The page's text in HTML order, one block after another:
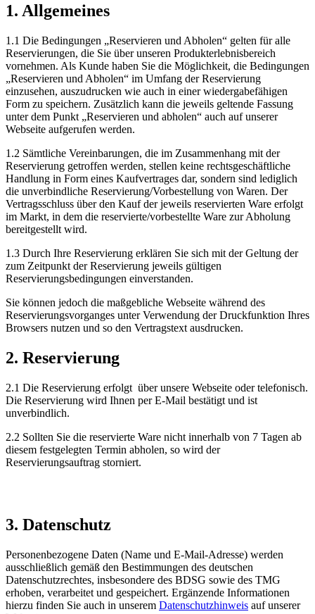
1. Allgemeines
1.1 Die Bedingungen „Reservieren und Abholen“ gelten für alle
Reservierungen, die Sie über unseren Produkterlebnisbereich
vornehmen. Als Kunde haben Sie die Möglichkeit, die Bedingungen
„Reservieren und Abholen“ im Umfang der Reservierung
einzusehen, auszudrucken wie auch in einer wiedergabefähigen
Form zu speichern. Zusätzlich kann die jeweils geltende Fassung
unter dem Punkt „Reservieren und abholen“ auch auf unserer
Webseite aufgerufen werden.
1.2 Sämtliche Vereinbarungen, die im Zusammenhang mit der
Reservierung getroffen werden, stellen keine rechtsgeschäftliche
Handlung in Form eines Kaufvertrages dar, sondern sind lediglich
die unverbindliche Reservierung/Vorbestellung von Waren. Der
Vertragsschluss über den Kauf der jeweils reservierten Ware erfolgt
im Markt, in dem die reservierte/vorbestellte Ware zur Abholung
bereitgestellt wird.
1.3 Durch Ihre Reservierung erklären Sie sich mit der Geltung der
zum Zeitpunkt der Reservierung jeweils gültigen
Reservierungsbedingungen einverstanden.
Sie können jedoch die maßgebliche Webseite während des
Reservierungsvorganges unter Verwendung der Druckfunktion Ihres
Browsers nutzen und so den Vertragstext ausdrucken.
2. Reservierung
2.1 Die Reservierung erfolgt über unsere Webseite oder telefonisch.
Die Reservierung wird Ihnen per E-Mail bestätigt und ist
unverbindlich.
2.2 Sollten Sie die reservierte Ware nicht innerhalb von 7 Tagen ab
diesem festgelegten Termin abholen, so wird der
Reservierungsauftrag storniert.
3. Datenschutz
Personenbezogene Daten (Name und E-Mail-Adresse) werden
ausschließlich gemäß den Bestimmungen des deutschen
Datenschutzrechtes, insbesondere des BDSG sowie des TMG
erhoben, verarbeitet und gespeichert. Ergänzende Informationen
hierzu finden Sie auch in unserem Datenschutzhinweis auf unserer